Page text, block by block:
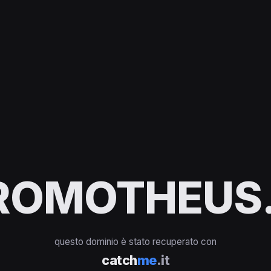
questo dominio è stato recuperato con
catchme.it